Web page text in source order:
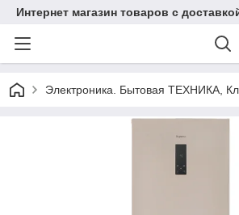
Интернет магазин товаров с
Электроника. Бытовая ТЕХНИКА,